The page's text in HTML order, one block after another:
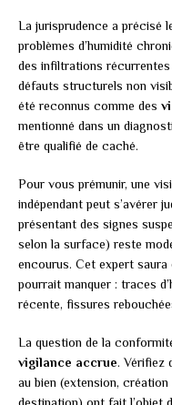
La jurisprudence a précisé
problèmes d’humidité
des infiltrations
défauts structurels non
été reconnus comme des
mentionné dans un
être qualifié de caché.
Pour vous prémunir, une
indépendant peut s’avérer
présentant des signes
selon la surface) reste
encourus. Cet expert
pourrait manquer : traces
récente, fissures
La question de la
vigilance accrue. Vérifiez
au bien (extension, création